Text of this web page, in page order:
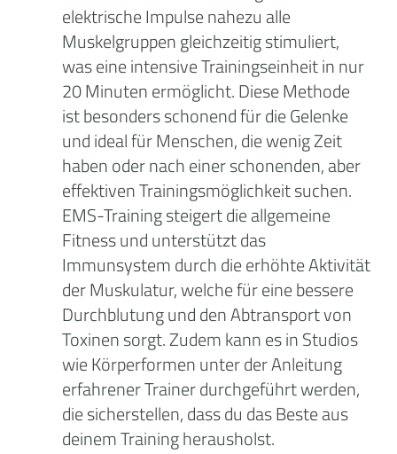
elektrische Impulse nahezu alle
Muskelgruppen gleichzeitig stimuliert,
was eine intensive Trainingseinheit in nur
20 Minuten ermöglicht. Diese Methode
ist besonders schonend für die Gelenke
und ideal für Menschen, die wenig Zeit
haben oder nach einer schonenden, aber
effektiven Trainingsmöglichkeit suchen.
EMS-Training steigert die allgemeine
Fitness und unterstützt das
Immunsystem durch die erhöhte Aktivität
der Muskulatur, welche für eine bessere
Durchblutung und den Abtransport von
Toxinen sorgt. Zudem kann es in Studios
wie Körperformen unter der Anleitung
erfahrener Trainer durchgeführt werden,
die sicherstellen, dass du das Beste aus
deinem Training herausholst.